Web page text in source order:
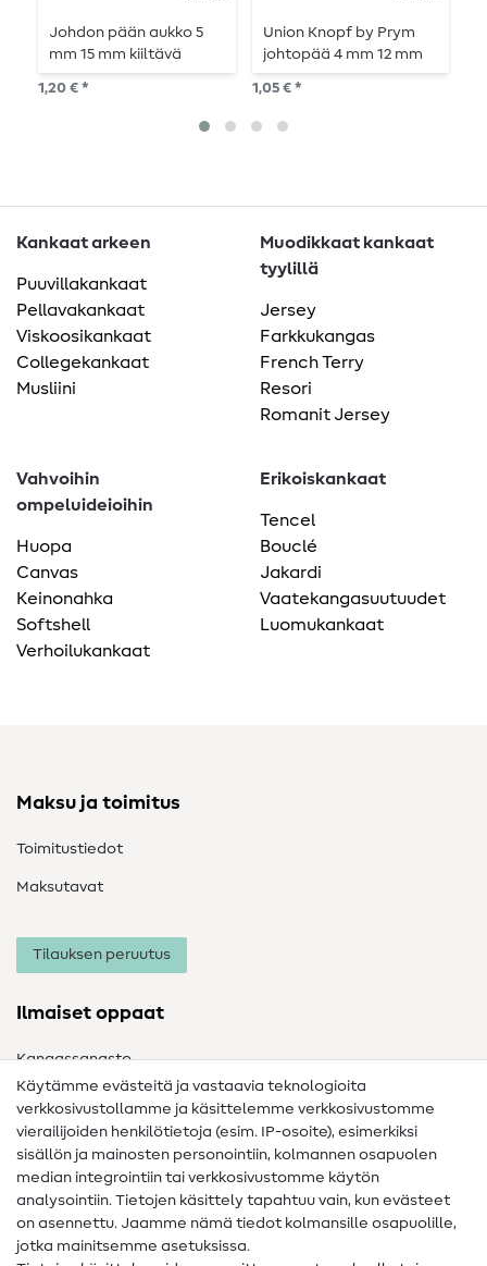
Johdon pään aukko 5
mm 15 mm kiiltävä
hopea
1,20 € *
Union Knopf by Prym
johtopää 4 mm 12 mm
teräskiilto
1,05 € *
Kankaat arkeen
Puuvillakankaat
Pellavakankaat
Viskoosikankaat
Collegekankaat
Musliini
Muodikkaat kankaat
tyylillä
Jersey
Farkkukangas
French Terry
Resori
Romanit Jersey
Vahvoihin
ompeluideioihin
Huopa
Canvas
Keinonahka
Softshell
Verhoilukankaat
Erikoiskankaat
Tencel
Bouclé
Jakardi
Vaatekangasuutuudet
Luomukankaat
Maksu ja toimitus
Toimitustiedot
Maksutavat
Tilauksen peruutus
Ilmaiset oppaat
Kangassanasto
Ompelusanasto
Ompeluohjeet
Apua ja yhteystiedot
Yhteystiedot
Käytämme evästeitä ja vastaavia teknologioita
verkkosivustollamme ja käsittelemme verkkosivustomme
vierailijoiden henkilötietoja (esim. IP-osoite), esimerkiksi
sisällön ja mainosten personointiin, kolmannen osapuolen
median integrointiin tai verkkosivustomme käytön
analysointiin. Tietojen käsittely tapahtuu vain, kun evästeet
on asennettu. Jaamme nämä tiedot kolmansille osapuolille,
jotka mainitsemme asetuksissa.